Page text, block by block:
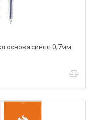
синяя 0,7мм